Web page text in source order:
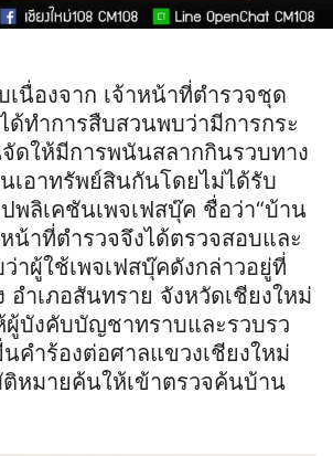
เนื่องจาก เจ้าหน้าที่ตำรวจชุด
ทำการสืบสวนพบว่ามีการกระ
ดให้มีการพนันสลากกินรวบทาง
เอาทรัพย์สินกันโดยไม่ได้รับ
พลิเคชันเพจเฟสบุ๊ค ชื่อว่า“บ้าน
หน้าที่ตำรวจจึงได้ตรวจสอบและ
าผู้ใช้เพจเฟสบุ๊คดังกล่าวอยู่ที่
ำเภอสันทราย จังหวัดเชียงใหม่
ผู้บังคับบัญชาทราบและรวบรว
คำร้องต่อศาลแขวงเชียงใหม่
หมายค้นให้เข้าตรวจค้นบ้าน